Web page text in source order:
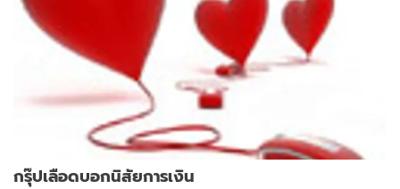
กรุ๊ปเลือดบอกนิสัยการเงิน